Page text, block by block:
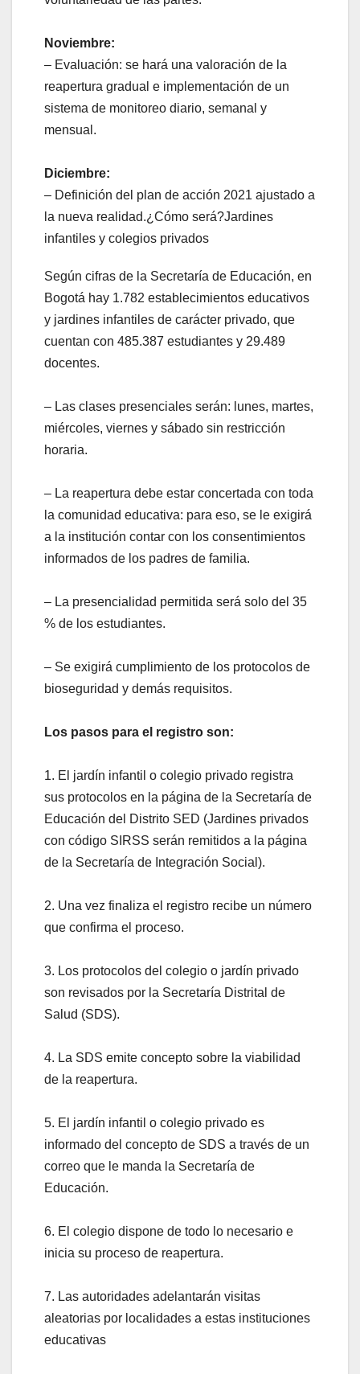
Noviembre:
– Evaluación: se hará una valoración de la
reapertura gradual e implementación de un
sistema de monitoreo diario, semanal y
mensual.
Diciembre:
– Definición del plan de acción 2021 ajustado a
la nueva realidad.¿Cómo será?Jardines
infantiles y colegios privados
Según cifras de la Secretaría de Educación, en
Bogotá hay 1.782 establecimientos educativos
y jardines infantiles de carácter privado, que
cuentan con 485.387 estudiantes y 29.489
docentes.
– Las clases presenciales serán: lunes, martes,
miércoles, viernes y sábado sin restricción
horaria.
– La reapertura debe estar concertada con toda
la comunidad educativa: para eso, se le exigirá
a la institución contar con los consentimientos
informados de los padres de familia.
– La presencialidad permitida será solo del 35
% de los estudiantes.
– Se exigirá cumplimiento de los protocolos de
bioseguridad y demás requisitos.
Los pasos para el registro son:
1. El jardín infantil o colegio privado registra
sus protocolos en la página de la Secretaría de
Educación del Distrito SED (Jardines privados
con código SIRSS serán remitidos a la página
de la Secretaría de Integración Social).
2. Una vez finaliza el registro recibe un número
que confirma el proceso.
3. Los protocolos del colegio o jardín privado
son revisados por la Secretaría Distrital de
Salud (SDS).
4. La SDS emite concepto sobre la viabilidad
de la reapertura.
5. El jardín infantil o colegio privado es
informado del concepto de SDS a través de un
correo que le manda la Secretaría de
Educación.
6. El colegio dispone de todo lo necesario e
inicia su proceso de reapertura.
7. Las autoridades adelantarán visitas
aleatorias por localidades a estas instituciones
educativas